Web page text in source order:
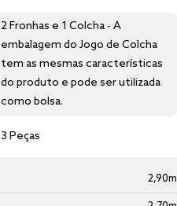
2 Fronhas e 1 Colcha - A
embalagem do Jogo de Colcha
tem as mesmas características
do produto e pode ser utilizada
como bolsa.
3 Peças
2,90m